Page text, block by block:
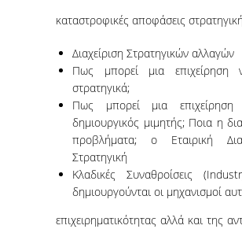
ACADEMIC CURRICULUM
ERASMUS+ PROGRAM
INTERNSHIP PROGRAM
POSTGRADUATE STUDIES
FULL TIME
καταστροφικές αποφάσεις
Διαχείριση Στρατηγικών αλλαγών
Πως μπορεί μια επιχείρηση
στρατηγικά;
Πως μπορεί μια επιχείρηση
δημιουργικός μιμητής; Ποια η
προβλήματα; o Εταιρική
Στρατηγική
Κλαδικές Συναθροίσεις
δημιουργούνται οι μηχανισμοί
επιχειρηματικότητας αλλά και της